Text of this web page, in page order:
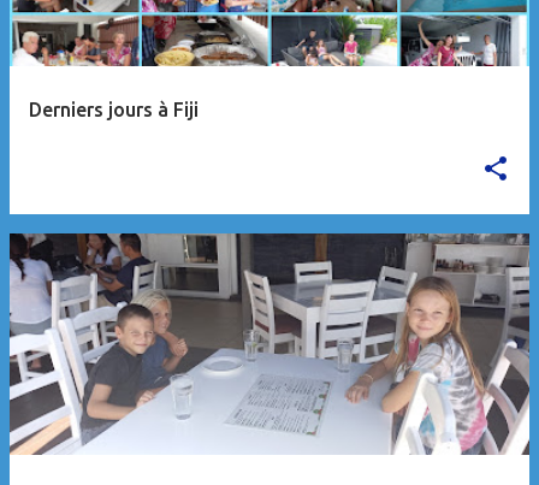
Derniers jours à Fiji